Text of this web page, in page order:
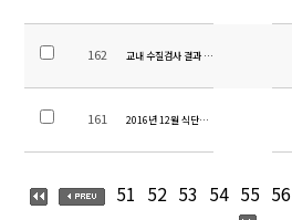
162 교내 수질검사 결과 안내
161 2016년 12월 식단표 안내
51 52 53 54 55 56